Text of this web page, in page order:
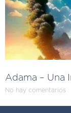
Adama – Una
No hay comentarios